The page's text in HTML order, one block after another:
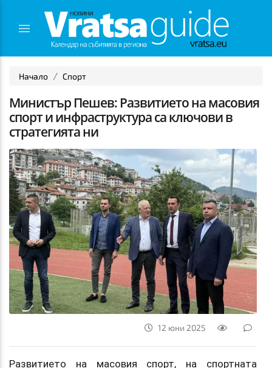
Начало Спорт
Министър Пешев: Развитието на масовия
спорт и инфраструктура са ключови в
стратегията ни
12 юни 2025
Развитието на масовия спорт, на спортната